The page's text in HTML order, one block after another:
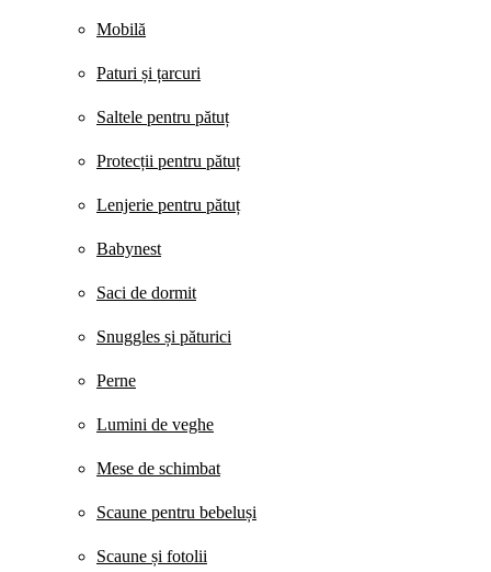
Mobilă
Paturi și țarcuri
Saltele pentru pătuț
Protecții pentru pătuț
Lenjerie pentru pătuț
Babynest
Saci de dormit
Snuggles și păturici
Perne
Lumini de veghe
Mese de schimbat
Scaune pentru bebeluși
Scaune și fotolii